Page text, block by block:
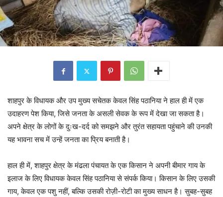
शाहपुर के विधायक और उप मुख्य सचेतक केवल सिंह पठानिया ने हाल ही में एक
उदाहरण पेश किया, जिसे जनता के असली सेवक के रूप में देखा जा सकता है।
अपने क्षेत्र के लोगों के दुःख-दर्द को समझने और तुरंत सहायता पहुंचाने की उनकी
यह भावना सच में उन्हें जनता का प्रिय बनाती है।
हाल ही में, शाहपुर क्षेत्र के मंढला पंचायत के एक किसान ने अपनी बीमार गाय के
इलाज के लिए विधायक केवल सिंह पठानिया से संपर्क किया। किसान के लिए उसकी
गाय, केवल एक पशु नहीं, बल्कि उसकी रोज़ी-रोटी का मुख्य साधन है। सुबह-सुबह